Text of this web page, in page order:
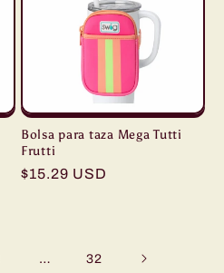
Bolsa para taza Mega Tutti
Frutti
Precio
$15.29 USD
… 32